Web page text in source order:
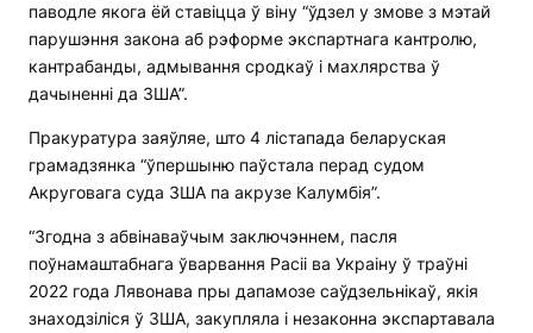
паводле якога ёй ставіцца ў віну “ўдзел у змове з мэтай
парушэння закона аб рэформе экспартнага кантролю,
кантрабанды, адмывання сродкаў і махлярства ў
дачыненні да ЗША”.
Пракуратура заяўляе, што 4 лістапада беларуская
грамадзянка “ўпершыню паўстала перад судом
Акруговага суда ЗША па акрузе Калумбія”.
“Згодна з абвінаваўчым заключэннем, пасля
поўнамаштабнага ўварвання Расіі ва Украіну ў траўні
2022 года Лявонава пры дапамозе саўдзельнікаў, якія
знаходзіліся ў ЗША, закупляла і незаконна экспартавала